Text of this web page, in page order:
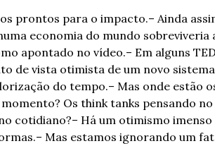
prontos para o impacto.– Ainda
economia do mundo sobreviveria
apontado no vídeo.– Em alguns
de vista otimista de um novo
do tempo.– Mas onde estão
Os think tanks pensando no
cotidiano?– Há um otimismo imenso
– Mas estamos ignorando um